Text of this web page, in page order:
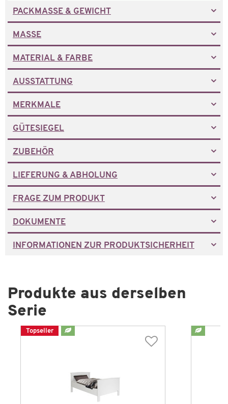
PACKMASSE & GEWICHT
MASSE
MATERIAL & FARBE
AUSSTATTUNG
MERKMALE
GÜTESIEGEL
ZUBEHÖR
LIEFERUNG & ABHOLUNG
FRAGE ZUM PRODUKT
DOKUMENTE
INFORMATIONEN ZUR PRODUKTSICHERHEIT
Produkte aus derselben
Serie
Topseller